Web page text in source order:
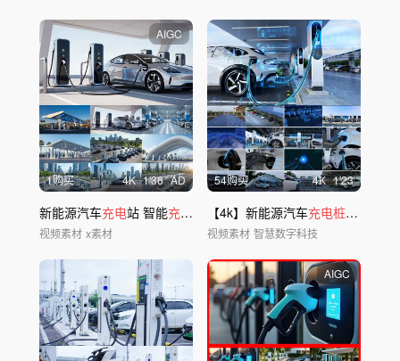
AIGC
1购买 4K 1'36 AD
新能源汽车充电站 智能充电桩 未来科技
视频素材 x素材
54购买 4K 1'23
【4k】新能源汽车充电桩充电
视频素材 智慧数字科技
AIGC